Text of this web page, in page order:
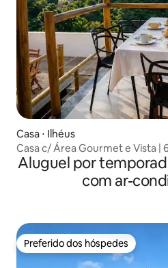
Casa ⋅ Ilhéus
Casa c/ Área Gourmet e Vista |
Aluguel por
com ar-
Preferido dos hóspedes
Preferido dos hóspedes